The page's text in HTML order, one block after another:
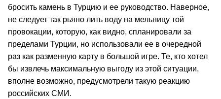
бросить камень в Турцию и ее руководство. Наверное,
не следует так рьяно лить воду на мельницу той
провокации, которую, как видно, спланировали за
пределами Турции, но использовали ее в очередной
раз как разменную карту в большой игре. Те, кто хотел
бы извлечь максимальную выгоду из этой ситуации,
вполне возможно, предусмотрели такую реакцию
российских СМИ.